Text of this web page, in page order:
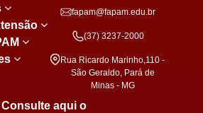
fapam@fapam.edu.br
(37) 3237-2000
Rua Ricardo Marinho,110 -
São Geraldo, Pará de
Minas - MG
Consulte aqui o